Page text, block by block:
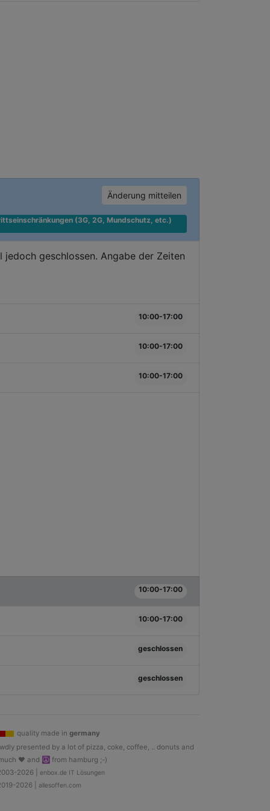
Änderung mitteilen
(3G, 2G, Mundschutz, etc.)
geschlossen. Angabe der Zeiten
10:00-17:00
10:00-17:00
10:00-17:00
10:00-17:00
10:00-17:00
geschlossen
geschlossen
quality made in germany
presented by a lot of pizza, coke, coffee, .. donuts and
♥ and ☮ from hamburg ;-)
2026 | enbox.de IT Lösungen
2026 | allesoffen.com